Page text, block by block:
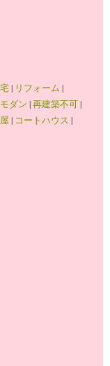
| リフォーム |
ダン |再建築不可|
| コートハウス |